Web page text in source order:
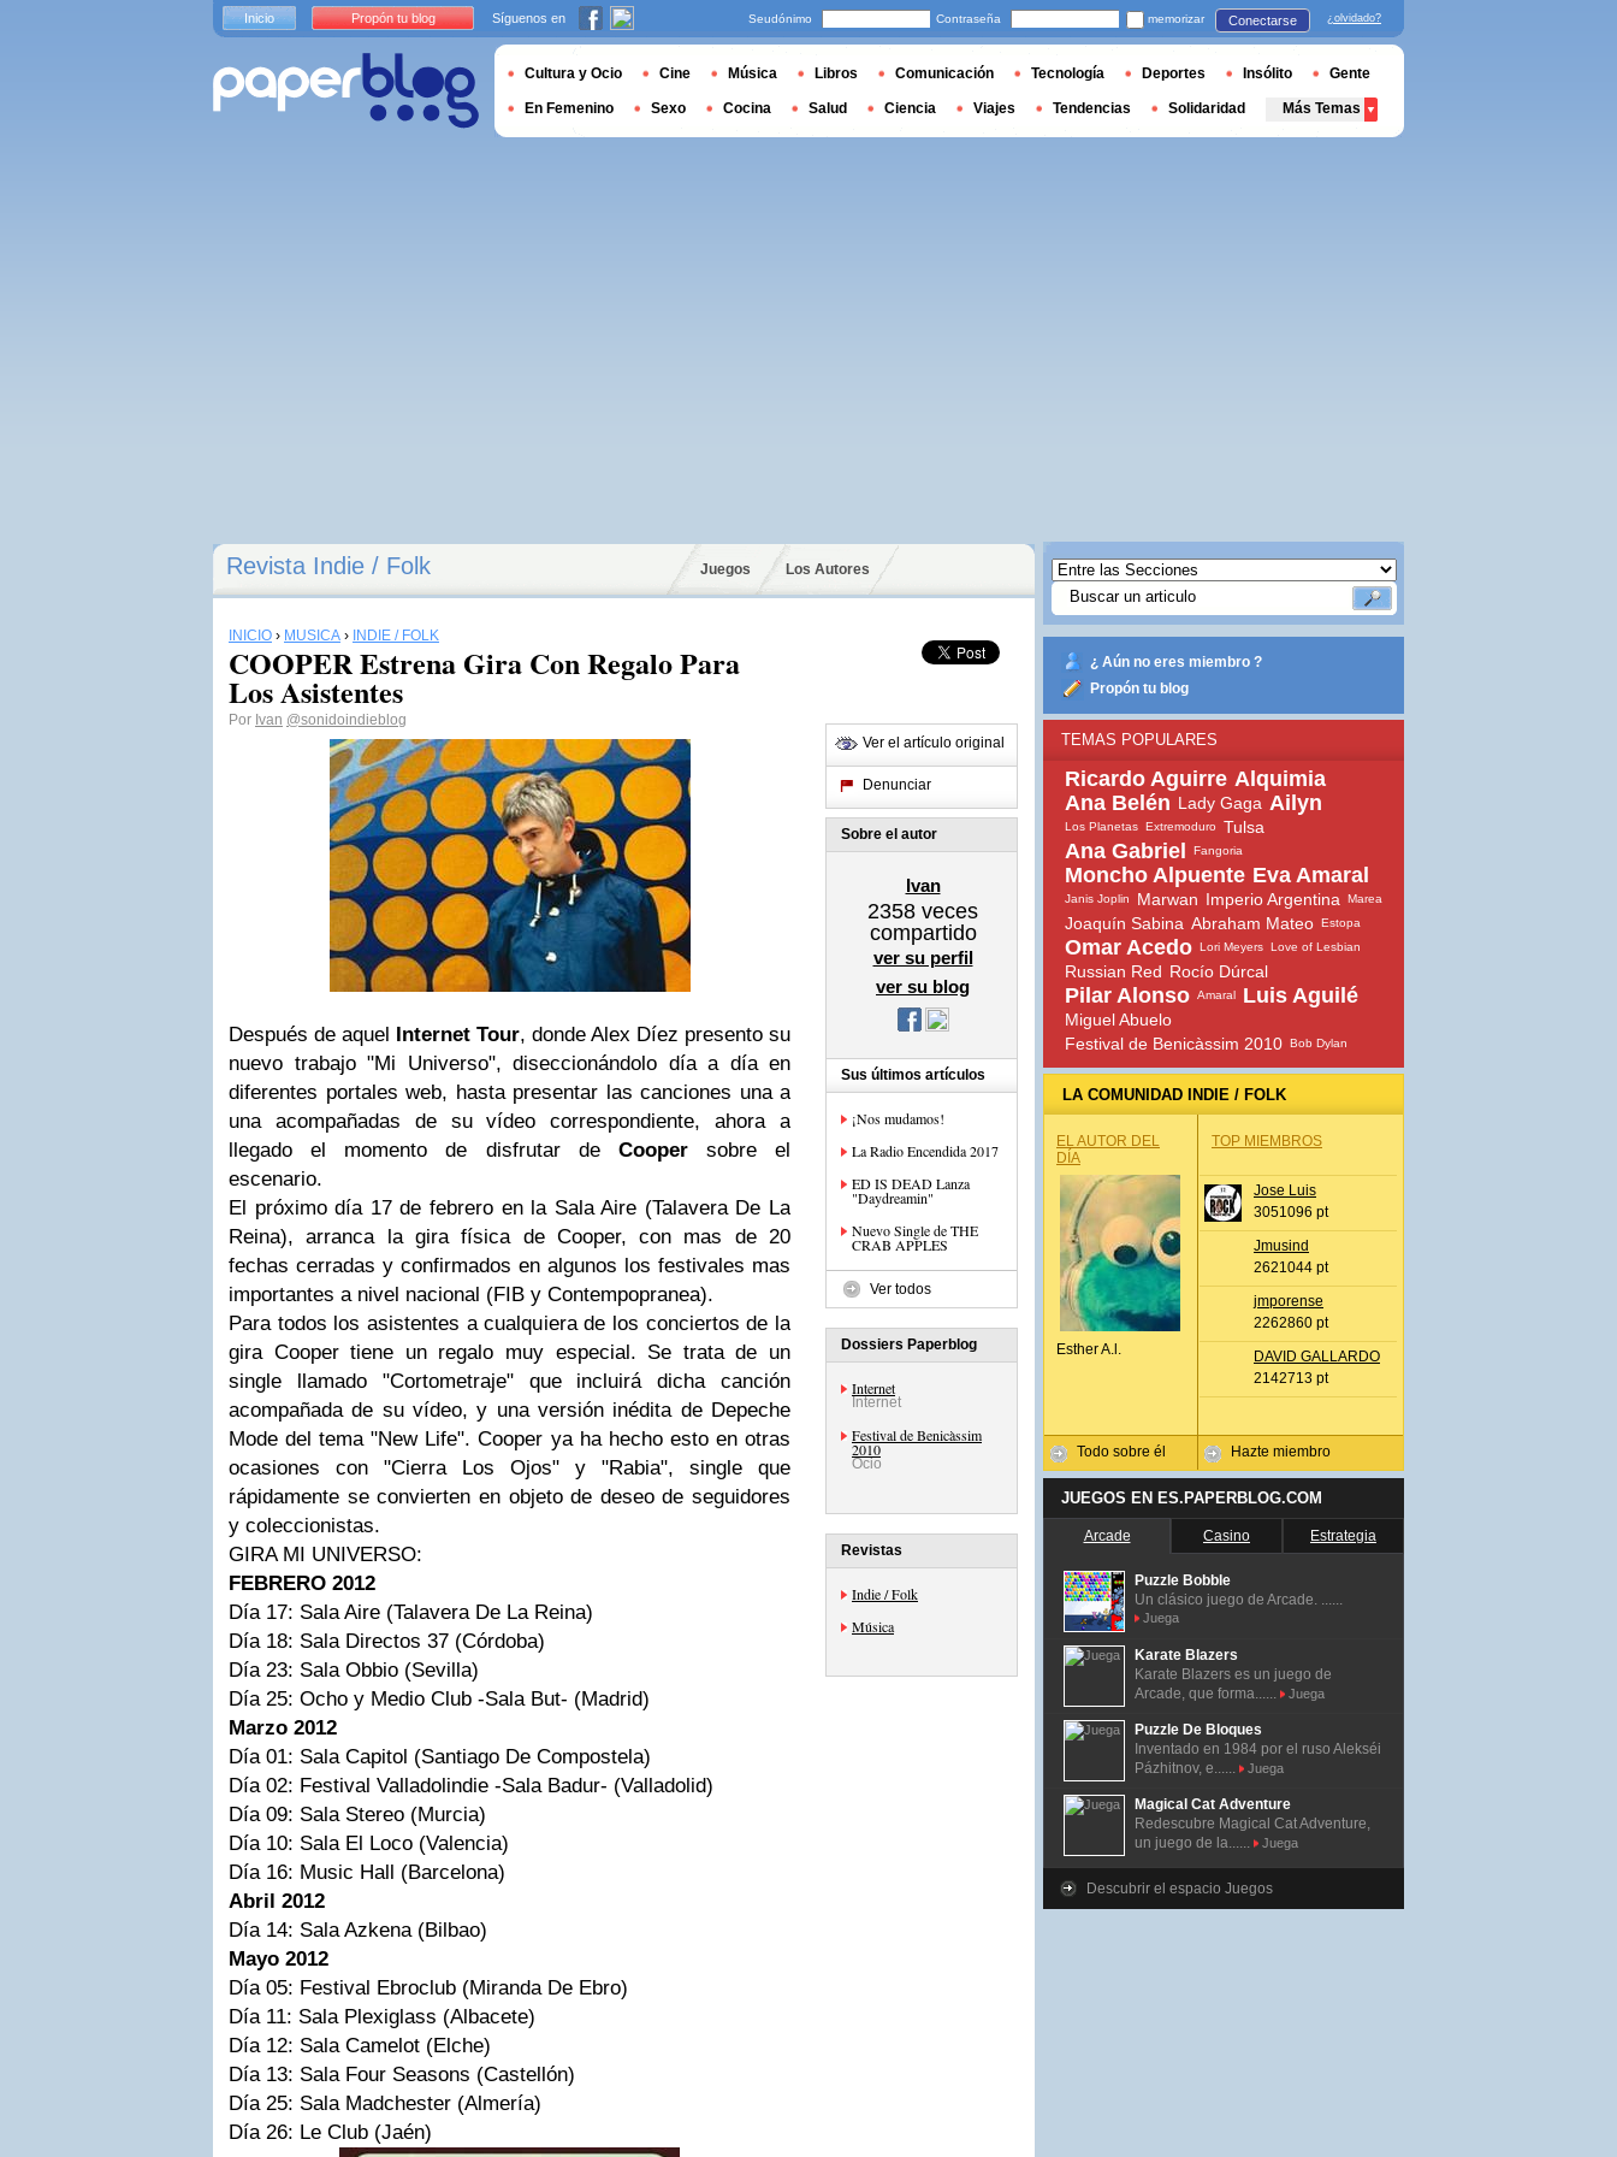
Revista Indie / Folk Juegos Los Autores
INICIO › MÚSICA › INDIE / FOLK
COOPER Estrena Gira Con Regalo Para
Los Asistentes
Por Ivan @sonidoindieblog
Después de aquel Internet Tour, donde Alex Díez presento su
nuevo trabajo "Mi Universo", diseccionándolo díaa díaen
diferentes portales web, hasta presentar las canciones una a
una acompañadas de suvídeo correspondiente, ahora a
llegado el momento de disfrutar de Coopersobre el
escenario.
El próximo día17 de febrero en la Sala Aire (TalaveraDe La
Reina), arranca la girafísicade Cooper, con mas de 20
fechas cerradas y confirmados en algunos los festivales mas
importantes a nivel nacional (FIB y Contempopranea).
Para todos los asistentes a cualquiera de los conciertos de la
gira Coopertiene un regalo muy especial. Se trata de un
single llamado "Cortometraje" que incluirádichacanción
acompañada de su vídeo, y una versión inéditade Depeche
Mode del tema "New Life".Cooper ya ha hecho esto en otras
ocasiones con "Cierra Los Ojos" y "Rabia", single que
rápidamente se convierten en objeto de deseo de seguidores
y coleccionistas.
GIRA MI UNIVERSO:
FEBRERO 2012
Día 17: Sala Aire (TalaveraDe La Reina)
Día 18: Sala Directos 37 (Córdoba)
Día 23: Sala Obbio (Sevilla)
Día 25: Ocho y Medio Club -Sala But- (Madrid)
Marzo 2012
Día 01: Sala Capitol (Santiago De Compostela)
Día 02: Festival Valladolindie -Sala Badur- (Valladolid)
Día 09: Sala Stereo (Murcia)
Día 10: Sala El Loco (Valencia)
Día 16: Music Hall (Barcelona)
Abril 2012
Día 14: SalaAzkena(Bilbao)
Mayo 2012
Día 05: Festival Ebroclub (Miranda De Ebro)
Día 11: Sala Plexiglass (Albacete)
Día 12: Sala Camelot (Elche)
Día 13: Sala Four Seasons (Castellón)
Día 25: Sala Madchester (Almería)
Día 26: Le Club (Jaén)
Ver el artículo original
Denunciar
Sobre el autor
Ivan
2358 veces
compartido
ver su perfil
ver su blog
Sus últimos artículos
¡Nos mudamos!
La Radio Encendida 2017
ED IS DEAD Lanza
"Daydreamin"
Nuevo Single de THE
CRAB APPLES
Ver todos
Dossiers Paperblog
Internet
Internet
Festival de Benicàssim
2010
Ocio
Revistas
Indie / Folk
Música
¿ Aún no eres miembro ?
Propón tu blog
TEMAS POPULARES
Ricardo Aguirre Alquimia
Ana Belén Lady Gaga Ailyn
Los Planetas Extremoduro Tulsa
Ana Gabriel Fangoria
Moncho Alpuente Eva Amaral
Janis Joplin Marwan Imperio Argentina Marea
Joaquín Sabina Abraham Mateo Estopa
Omar Acedo Lori Meyers Love of Lesbian
Russian Red Rocío Dúrcal
Pilar Alonso Amaral Luis Aguilé
Miguel Abuelo
Festival de Benicàssim 2010 Bob Dylan
LA COMUNIDAD INDIE / FOLK
EL AUTOR DEL
DÍA
Esther A.l.
Todo sobre él
TOP MIEMBROS
Jose Luis
3051096 pt
Jmusind
2621044 pt
jmporense
2262860 pt
DAVID GALLARDO
2142713 pt
Hazte miembro
JUEGOS EN ES.PAPERBLOG.COM
Arcade Casino Estrategia
Puzzle Bobble
Un clásico juego de Arcade. ......
Juega
Karate Blazers
Karate Blazers es un juego de
Arcade, que forma......
Juega
Puzzle De Bloques
Inventado en 1984 por el ruso Alekséi
Pázhitnov, e......
Juega
Magical Cat Adventure
Redescubre Magical Cat Adventure,
un juego de la......
Juega
Descubrir el espacio Juegos
Inicio Propón tu blog Síguenos en Seudónimo Contraseña memorizar Conectarse ¿olvidado?
Cultura y Ocio Cine Música Libros Comunicación Tecnología Deportes Insólito Gente
En Femenino Sexo Cocina Salud Ciencia Viajes Tendencias Solidaridad Más Temas